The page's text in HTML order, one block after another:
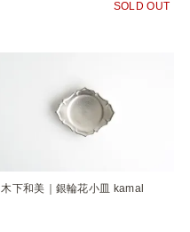
SOLD OUT
木下和美｜銀輪花小皿 kamal